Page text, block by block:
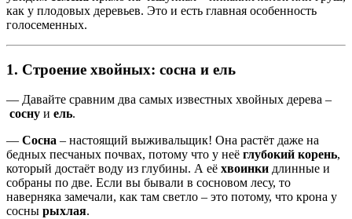
как у плодовых деревьев. Это и есть главная особенность
голосеменных.
1. Строение хвойных: сосна и ель
— Давайте сравним два самых известных хвойных дерева –
сосну и ель.
— Сосна – настоящий выживальщик! Она растёт даже на
бедных песчаных почвах, потому что у неё глубокий корень,
который достаёт воду из глубины. А её хвоинки длинные и
собраны по две. Если вы бывали в сосновом лесу, то
наверняка замечали, как там светло – это потому, что крона у
сосны рыхлая.